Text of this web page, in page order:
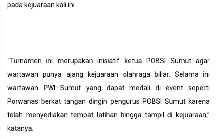
pada kejuaraan kali ini.
“Turnamen ini merupakan inisiatif ketua POBSI Sumut agar
wartawan punya ajang kejuaraan olahraga biliar. Selama ini
wartawan PWI Sumut yang dapat medali di event seperti
Porwanas berkat tangan dingin pengurus POBSI Sumut karena
telah menyediakan tempat latihan hingga tampil di kejuaraan,”
katanya.